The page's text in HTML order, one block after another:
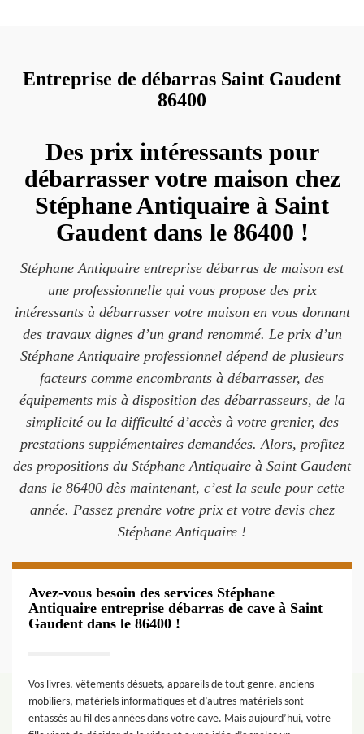
Entreprise de débarras Saint Gaudent
86400
Des prix intéressants pour
débarrasser votre maison chez
Stéphane Antiquaire à Saint
Gaudent dans le 86400 !
Stéphane Antiquaire entreprise débarras de maison est
une professionnelle qui vous propose des prix
intéressants à débarrasser votre maison en vous donnant
des travaux dignes d’un grand renommé. Le prix d’un
Stéphane Antiquaire professionnel dépend de plusieurs
facteurs comme encombrants à débarrasser, des
équipements mis à disposition des débarrasseurs, de la
simplicité ou la difficulté d’accès à votre grenier, des
prestations supplémentaires demandées. Alors, profitez
des propositions du Stéphane Antiquaire à Saint Gaudent
dans le 86400 dès maintenant, c’est la seule pour cette
année. Passez prendre votre prix et votre devis chez
Stéphane Antiquaire !
Avez-vous besoin des services Stéphane
Antiquaire entreprise débarras de cave à Saint
Gaudent dans le 86400 !
Vos livres, vêtements désuets, appareils de tout genre, anciens
mobiliers, matériels informatiques et d’autres matériels sont
entassés au fil des années dans votre cave. Mais aujourd’hui, votre